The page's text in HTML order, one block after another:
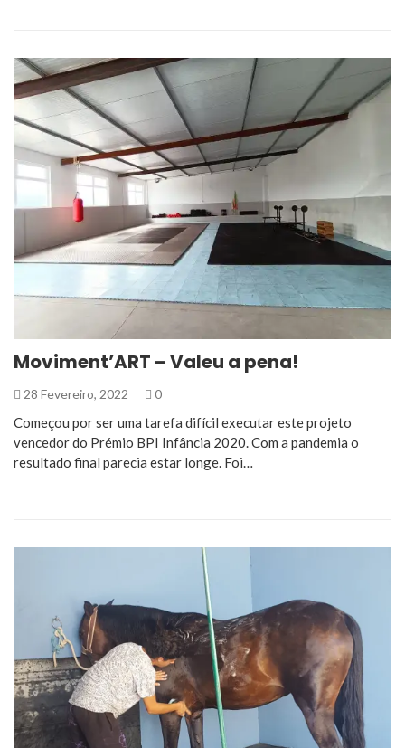
Moviment’ART – Valeu a pena!
28 Fevereiro, 2022 0
Começou por ser uma tarefa difícil executar este projeto
vencedor do Prémio BPI Infância 2020. Com a pandemia o
resultado final parecia estar longe. Foi…